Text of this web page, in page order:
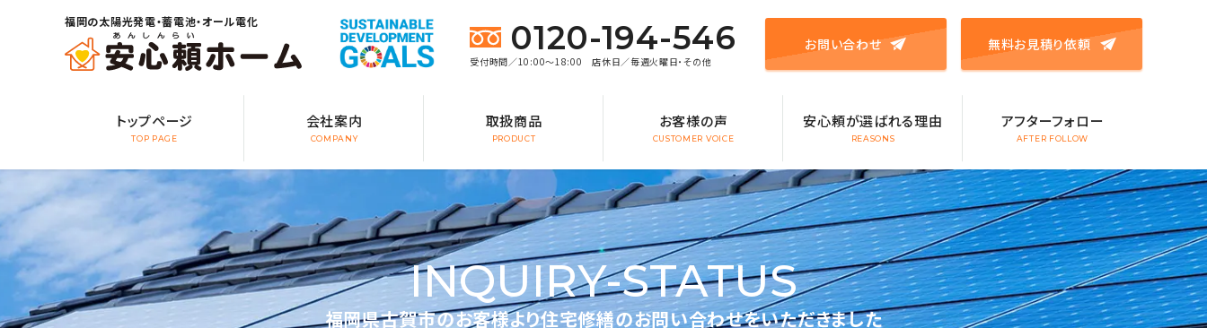
福岡の太陽光発電・蓄電池・オール電化 0120-194-546
受付時間／10:00～18:00 店休日／毎週火曜日・その他
お問い合わせ 無料お見積り依頼
トップページ
TOP PAGE
会社案内
COMPANY
取扱商品
PRODUCT
お客様の声
CUSTOMER VOICE
安心頼が選ばれる理由
REASONS
アフターフォロー
AFTER FOLLOW
INQUIRY-STATUS
福岡県古賀市のお客様より住宅修繕のお問い合わせをいただきました